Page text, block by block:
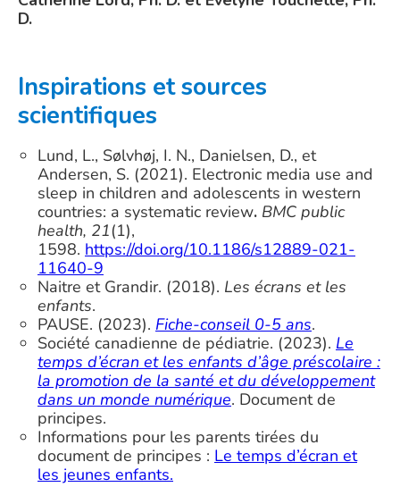
D.
Inspirations et sources
scientifiques
Lund, L., Sølvhøj, I. N., Danielsen, D., et
Andersen, S. (2021). Electronic media use and
sleep in children and adolescents in western
countries: a systematic review. BMC public
health, 21(1),
1598. https://doi.org/10.1186/s12889-021-
11640-9
Naitre et Grandir. (2018). Les écrans et les
enfants.
PAUSE. (2023). Fiche-conseil 0-5 ans.
Société canadienne de pédiatrie. (2023). Le
temps d’écran et les enfants d’âge préscolaire :
la promotion de la santé et du développement
dans un monde numérique. Document de
principes.
Informations pour les parents tirées du
document de principes : Le temps d’écran et
les jeunes enfants.